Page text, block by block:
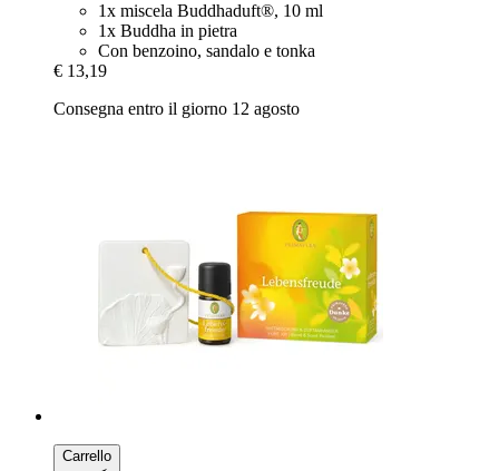
1x miscela Buddhaduft®, 10 ml
1x Buddha in pietra
Con benzoino, sandalo e tonka
€ 13,19
Consegna entro il giorno 12 agosto
Carrello